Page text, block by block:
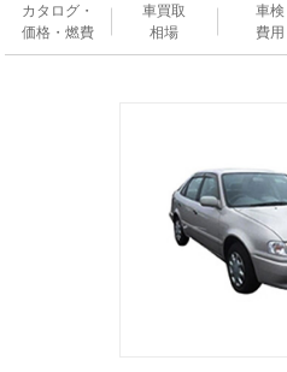
カタログ・
価格・燃費
車買取
相場
車検
費用